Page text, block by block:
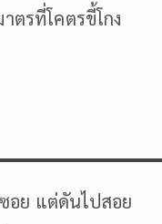
ตรที่โคตรขี้โกง
อย แต่ดันไปสอย